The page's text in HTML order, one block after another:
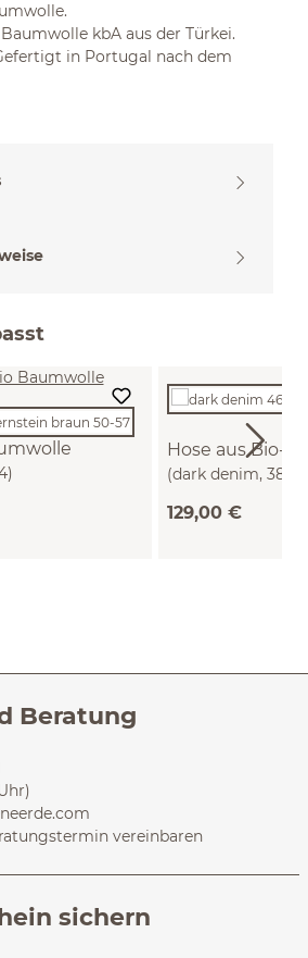
Baumwolle kbA aus der Türkei.
in Portugal nach dem
Hose aus Bio-
(dark denim, 38)
129,00 €
Beratung
vereinbaren
sichern